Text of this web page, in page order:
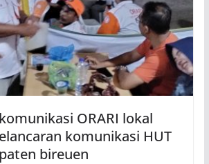
ORARI lokal
komunikasi HUT
bireuen